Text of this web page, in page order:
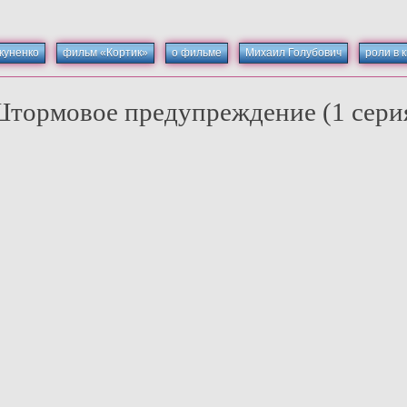
фильм «Кортик» о фильме Михаил Голубович роли в
предупреждение (1